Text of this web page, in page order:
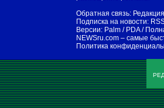
Обратная связь:
Подписка на новости:
Версии: Palm / PDA/
NEWSru.com – самые
Политика